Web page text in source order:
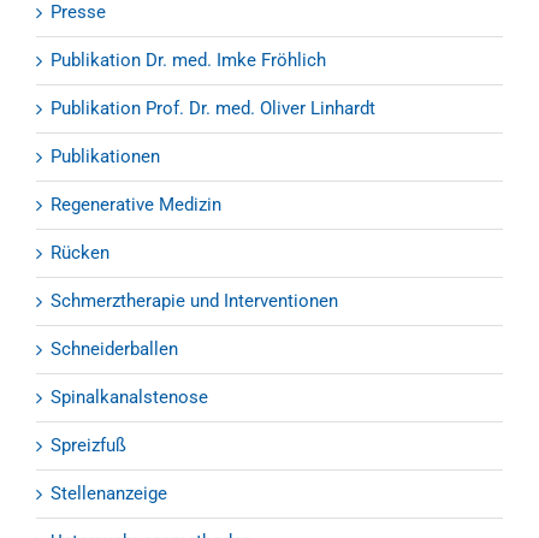
Presse
Publikation Dr. med. Imke Fröhlich
Publikation Prof. Dr. med. Oliver Linhardt
Publikationen
Regenerative Medizin
Rücken
Schmerztherapie und Interventionen
Schneiderballen
Spinalkanalstenose
Spreizfuß
Stellenanzeige